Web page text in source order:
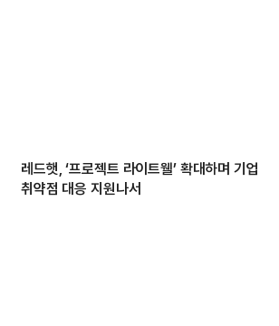
레드햇, ‘프로젝트 라이트웰’ 확대하며 기업
취약점 대응 지원나서